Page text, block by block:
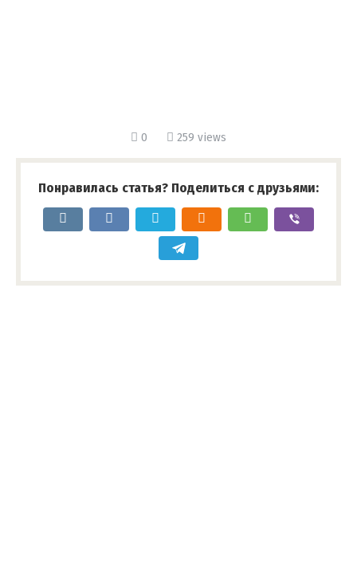
0 259 views
Понравилась статья? Поделиться с друзьями: